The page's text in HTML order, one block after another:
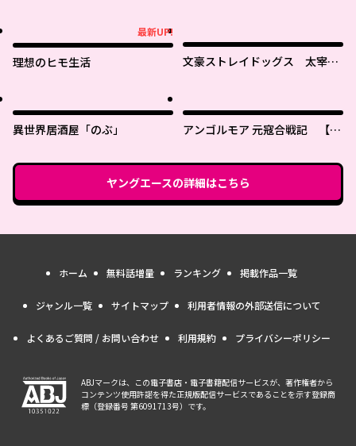
最新UP!
理想のヒモ生活
文豪ストレイドッグス 太宰を
異世界居酒屋「のぶ」
アンゴルモア 元寇合戦記 【博
ヤングエースの詳細はこちら
ホーム 無料話増量 ランキング 掲載作品一覧
ジャンル一覧 サイトマップ 利用者情報の外部送信について
よくあるご質問 / お問い合わせ 利用規約 プライバシーポリシー
ABJマークは、この電子書店・電子書籍配信サービスが、著作権者から
コンテンツ使用許諾を得た正規版配信サービスであることを示す登録商
標（登録番号 第6091713号）です。